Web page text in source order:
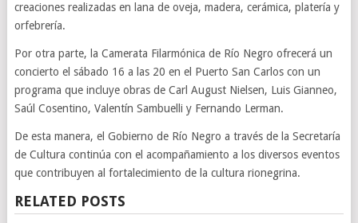
creaciones realizadas en lana de oveja, madera, cerámica, platería y
orfebrería.
Por otra parte, la Camerata Filarmónica de Río Negro ofrecerá un
concierto el sábado 16 a las 20 en el Puerto San Carlos con un
programa que incluye obras de Carl August Nielsen, Luis Gianneo,
Saúl Cosentino, Valentín Sambuelli y Fernando Lerman.
De esta manera, el Gobierno de Río Negro a través de la Secretaría
de Cultura continúa con el acompañamiento a los diversos eventos
que contribuyen al fortalecimiento de la cultura rionegrina.
RELATED POSTS